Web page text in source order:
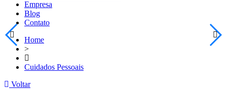
Empresa
Blog
Contato
Home
>
Cuidados Pessoais
Voltar